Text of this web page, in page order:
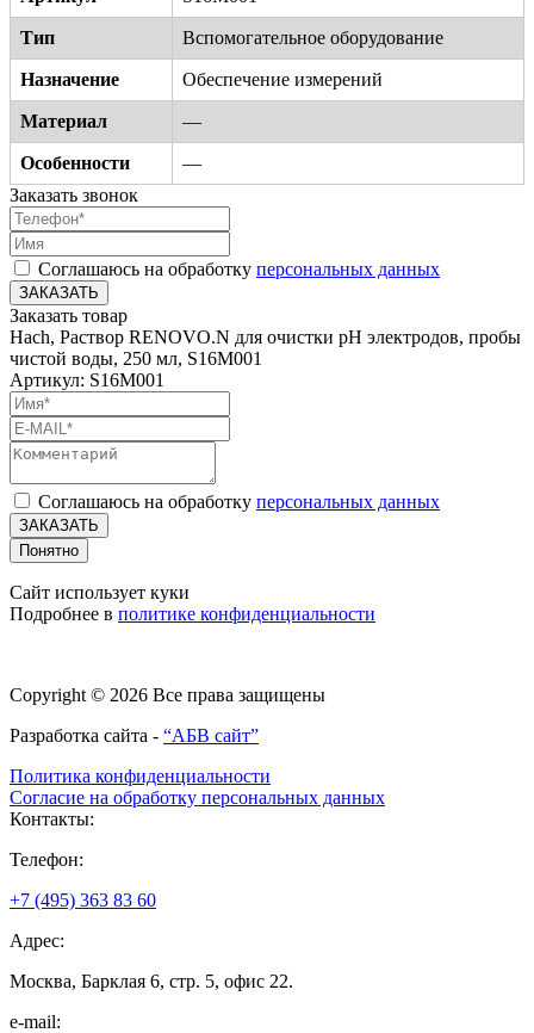
Тип Вспомогательное оборудование
Назначение Обеспечение измерений
Материал —
Особенности
—
Заказать звонок
Соглашаюсь на обработку персональных данных
ЗАКАЗАТЬ
Заказать товар
Hach, Раствор RENOVO.N для очистки pH электродов, пробы
чистой воды, 250 мл, S16M001
Артикул: S16M001
Соглашаюсь на обработку персональных данных
ЗАКАЗАТЬ
Понятно
Сайт использует куки
Подробнее в политике конфиденциальности
Copyright © 2026 Все права защищены
Разработка сайта - “АБВ сайт”
Политика конфиденциальности
Согласие на обработку персональных данных
Контакты:
Телефон:
+7 (495) 363 83 60
Адрес:
Москва, Барклая 6, стр. 5, офис 22.
e-mail: